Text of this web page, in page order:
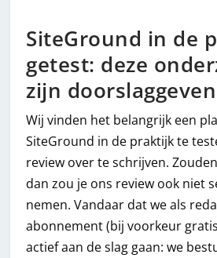
SiteGround in de
getest: deze
zijn
Wij vinden het belangrijk een
SiteGround in de praktijk te
review over te schrijven.
dan zou je ons review ook niet
nemen. Vandaar dat we als
abonnement (bij voorkeur
actief aan de slag gaan: we